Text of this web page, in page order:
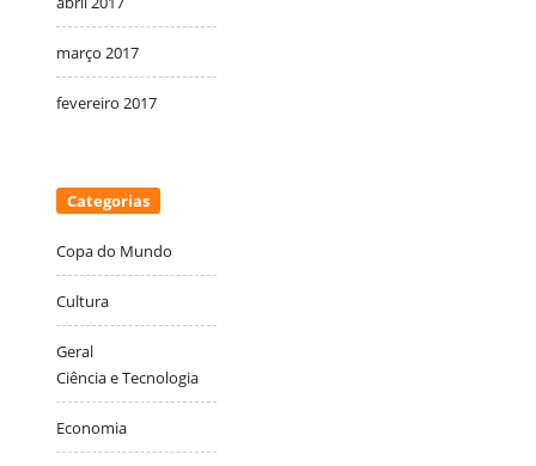
março 2017
fevereiro 2017
Categorias
Copa do Mundo
Cultura
Geral
Ciência e Tecnologia
Economia